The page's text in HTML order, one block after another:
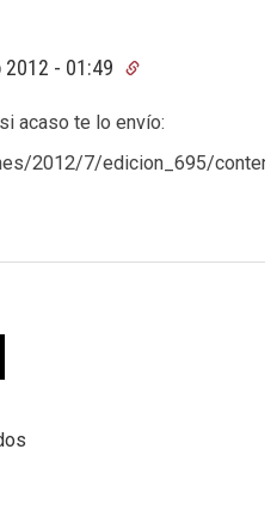
2012 - 01:49
acaso te lo envío:
2012/7/edicion_695/